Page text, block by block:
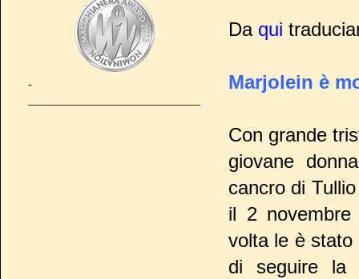
Da qui
Marjolein è
Con grande
giovane
cancro di
il 2 novembre
volta le è stato
di seguire la
-